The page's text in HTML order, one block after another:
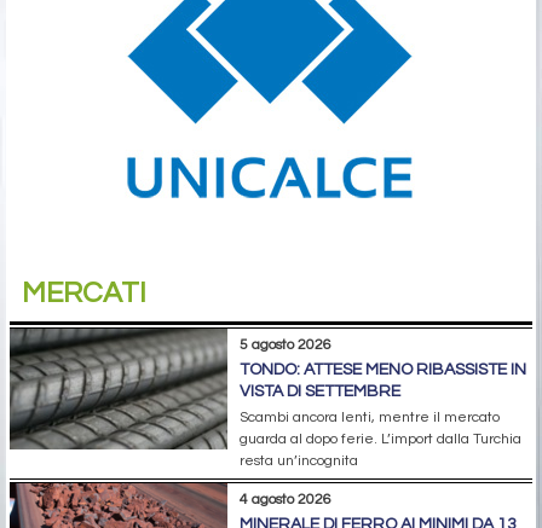
MERCATI
5 agosto 2026
TONDO: ATTESE MENO RIBASSISTE IN
VISTA DI SETTEMBRE
Scambi ancora lenti, mentre il mercato
guarda al dopo ferie. L’import dalla Turchia
resta un’incognita
4 agosto 2026